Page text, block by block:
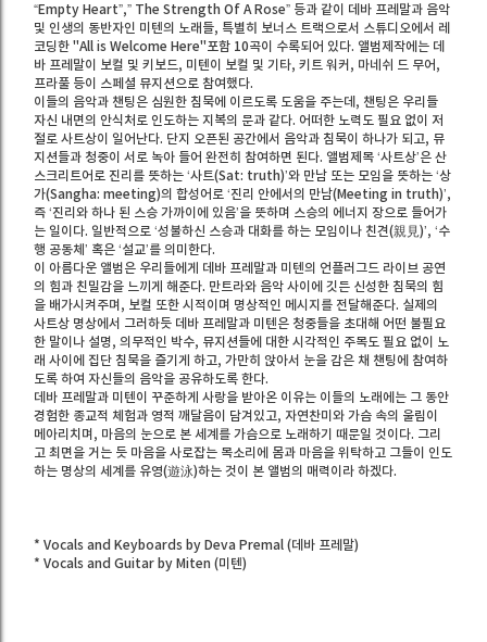
“Empty Heart”,” The Strength Of A Rose” 등과 같이 데바 프레말과 음악
및 인생의 동반자인 미텐의 노래들, 특별히 보너스 트랙으로서 스튜디오에서 레
코딩한 "All is Welcome Here"포함 10곡이 수록되어 있다. 앨범제작에는 데
바 프레말이 보컬 및 키보드, 미텐이 보컬 및 기타, 키트 워커, 마네쉬 드 무어,
프라풀 등이 스페셜 뮤지션으로 참여했다.
이들의 음악과 챈팅은 심원한 침묵에 이르도록 도움을 주는데, 챈팅은 우리들
자신 내면의 안식처로 인도하는 지복의 문과 같다. 어떠한 노력도 필요 없이 저
절로 사트상이 일어난다. 단지 오픈된 공간에서 음악과 침묵이 하나가 되고, 뮤
지션들과 청중이 서로 녹아 들어 완전히 참여하면 된다. 앨범제목 ‘사트상’은 산
스크리트어로 진리를 뜻하는 ‘사트(Sat: truth)’와 만남 또는 모임을 뜻하는 ‘상
가(Sangha: meeting)의 합성어로 ‘진리 안에서의 만남(Meeting in truth)’,
즉 ‘진리와 하나 된 스승 가까이에 있음’을 뜻하며 스승의 에너지 장으로 들어가
는 일이다. 일반적으로 ‘성불하신 스승과 대화를 하는 모임이나 친견(親見)’, ‘수
행 공동체’ 혹은 ‘설교’를 의미한다.
이 아름다운 앨범은 우리들에게 데바 프레말과 미텐의 언플러그드 라이브 공연
의 힘과 친밀감을 느끼게 해준다. 만트라와 음악 사이에 깃든 신성한 침묵의 힘
을 배가시켜주며, 보컬 또한 시적이며 명상적인 메시지를 전달해준다. 실제의
사트상 명상에서 그러하듯 데바 프레말과 미텐은 청중들을 초대해 어떤 불필요
한 말이나 설명, 의무적인 박수, 뮤지션들에 대한 시각적인 주목도 필요 없이 노
래 사이에 집단 침묵을 즐기게 하고, 가만히 앉아서 눈을 감은 채 챈팅에 참여하
도록 하여 자신들의 음악을 공유하도록 한다.
데바 프레말과 미텐이 꾸준하게 사랑을 받아온 이유는 이들의 노래에는 그 동안
경험한 종교적 체험과 영적 깨달음이 담겨있고, 자연찬미와 가슴 속의 울림이
메아리치며, 마음의 눈으로 본 세계를 가슴으로 노래하기 때문일 것이다. 그리
고 최면을 거는 듯 마음을 사로잡는 목소리에 몸과 마음을 위탁하고 그들이 인도
하는 명상의 세계를 유영(遊泳)하는 것이 본 앨범의 매력이라 하겠다.
* Vocals and Keyboards by Deva Premal (데바 프레말)
* Vocals and Guitar by Miten (미텐)